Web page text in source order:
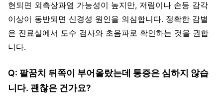
현되면 외측상과염 가능성이 높지만, 저림이나 손등 감각
이상이 동반되면 신경성 원인을 의심합니다. 정확한 감별
은 진료실에서 도수 검사와 초음파로 확인하는 것을 권합
니다.
Q: 팔꿈치 뒤쪽이 부어올랐는데 통증은 심하지 않습
니다. 괜찮은 건가요?